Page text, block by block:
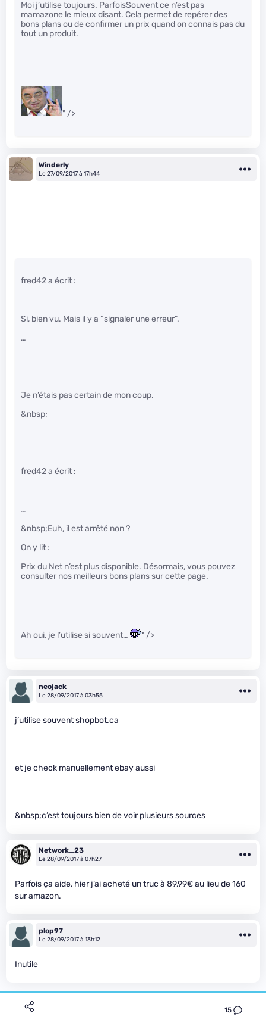
15
Moi j’utilise toujours. ParfoisSouvent ce n’est pas
mamazone le mieux disant. Cela permet de repérer des
bons plans ou de confirmer un prix quand on connais pas du
tout un produit.
" />
Winderly
Le 27/09/2017 à 17h44
fred42 a écrit :
Si, bien vu. Mais il y a “signaler une erreur”.
…
Je n’étais pas certain de mon coup.
&nbsp;
fred42 a écrit :
…
&nbsp;Euh, il est arrêté non ?
On y lit :
Prix du Net n’est plus disponible. Désormais, vous pouvez
consulter nos meilleurs bons plans sur cette page.
Ah oui, je l’utilise si souvent… " />
neojack
Le 28/09/2017 à 03h55
j’utilise souvent shopbot.ca
et je check manuellement ebay aussi
&nbsp;c’est toujours bien de voir plusieurs sources
Network_23
Le 28/09/2017 à 07h27
Parfois ça aide, hier j’ai acheté un truc à 89,99€ au lieu de 160
sur amazon.
plop97
Le 28/09/2017 à 13h12
Inutile